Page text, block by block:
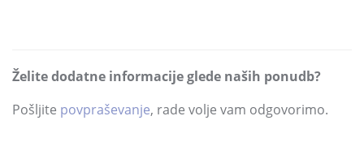
Želite dodatne informacije glede naših ponudb?
Pošljite povpraševanje, rade volje vam odgovorimo.